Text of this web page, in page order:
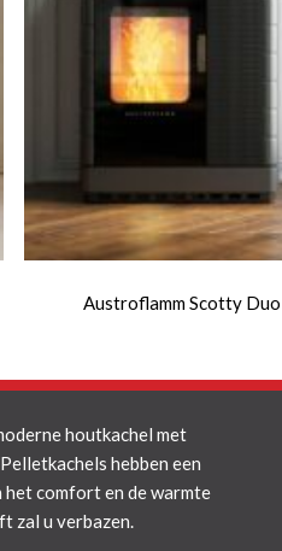
Austroflamm Scotty Duo
houtkachel met
hebben een
comfort en de warmte
zal u verbazen.